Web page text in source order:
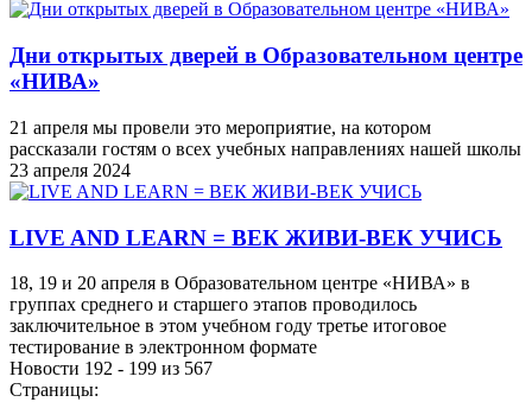
Дни открытых дверей в Образовательном центре
«НИВА»
21 апреля мы провели это мероприятие, на котором
рассказали гостям о всех учебных направлениях нашей школы
23 апреля 2024
LIVE AND LEARN = ВЕК ЖИВИ-ВЕК УЧИСЬ
18, 19 и 20 апреля в Образовательном центре «НИВА» в
группах среднего и старшего этапов проводилось
заключительное в этом учебном году третье итоговое
тестирование в электронном формате
Новости 192 - 199 из 567
Страницы: